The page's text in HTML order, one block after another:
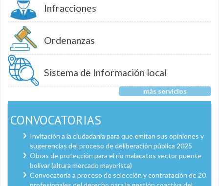
Infracciones
Ordenanzas
Sistema de Información local
más servicios
CONVOCATORIAS
Invitación a la ciudadanía para que emitan sus opiniones y
sugerencias del proceso de deliberación pública 2025
Obras de protección para el río malacatos sector puente
bolívar (altura mercado mayorista)
Convocatoria a proceso de selección y contratación de 20